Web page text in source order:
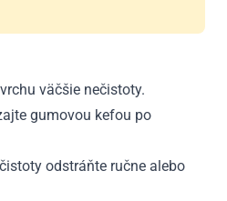
väčšie nečistoty.
gumovou kefou po
odstráňte ručne alebo